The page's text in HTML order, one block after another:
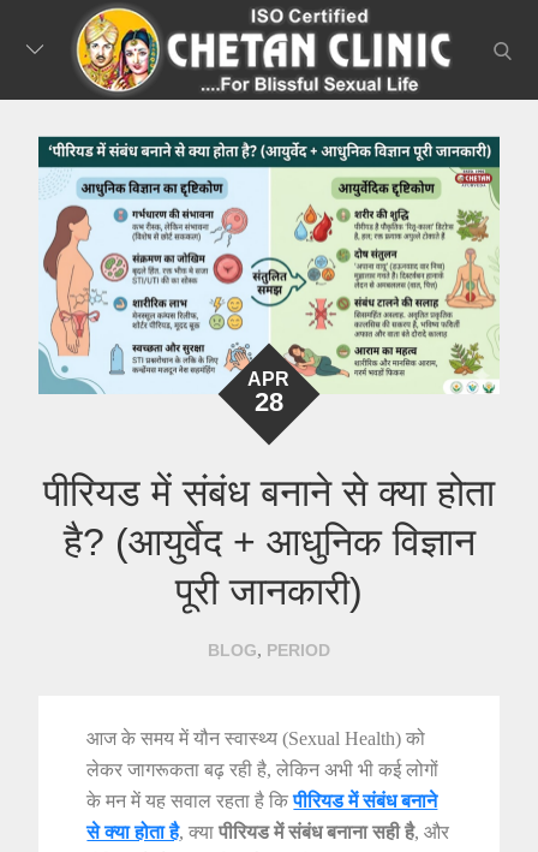
APR
28
पीरियड में संबंध बनाने से क्या होता
है? (आयुर्वेद + आधुनिक विज्ञान
पूरी जानकारी)
BLOG, PERIOD
आज के समय में यौन स्वास्थ्य (Sexual Health) को
लेकर जागरूकता बढ़ रही है, लेकिन अभी भी कई लोगों
के मन में यह सवाल रहता है किपीरियड में संबंध बनाने
से क्या होता है, क्यापीरियड में संबंध बनाना सही है, और